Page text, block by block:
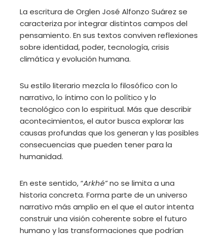
La escritura de Orglen José Alfonzo Suárez se
caracteriza por integrar distintos campos del
pensamiento. En sus textos conviven reflexiones
sobre identidad, poder, tecnología, crisis
climática y evolución humana.
Su estilo literario mezcla lo filosófico con lo
narrativo, lo íntimo con lo político y lo
tecnológico con lo espiritual. Más que describir
acontecimientos, el autor busca explorar las
causas profundas que los generan y las posibles
consecuencias que pueden tener para la
humanidad.
En este sentido, “Arkhé”no se limita a una
historia concreta. Forma parte de un universo
narrativo más amplio en el que el autor intenta
construir una visión coherente sobre el futuro
humano y las transformaciones que podrían